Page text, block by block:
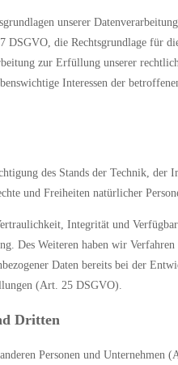
unserer
die Rechtsgrundlage für
zur Erfüllung unserer
Interessen der
des Stands der Technik,
und Freiheiten natürlicher
Integrität und
Des Weiteren haben wir
Daten bereits bei der
(Art. 25 DSGVO).
Dritten
Personen und